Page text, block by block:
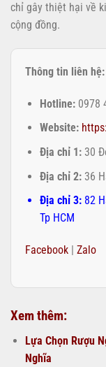
chỉ gây thiệt hại về
cộng đồng.
Thông tin liên hệ:
Hotline:0978
Website:
Địa chỉ 1:30
Địa chỉ 2:36
Địa chỉ 3:82
Tp HCM
Facebook | Zalo
Xem thêm:
Lựa Chọn Rượu
Nghĩa